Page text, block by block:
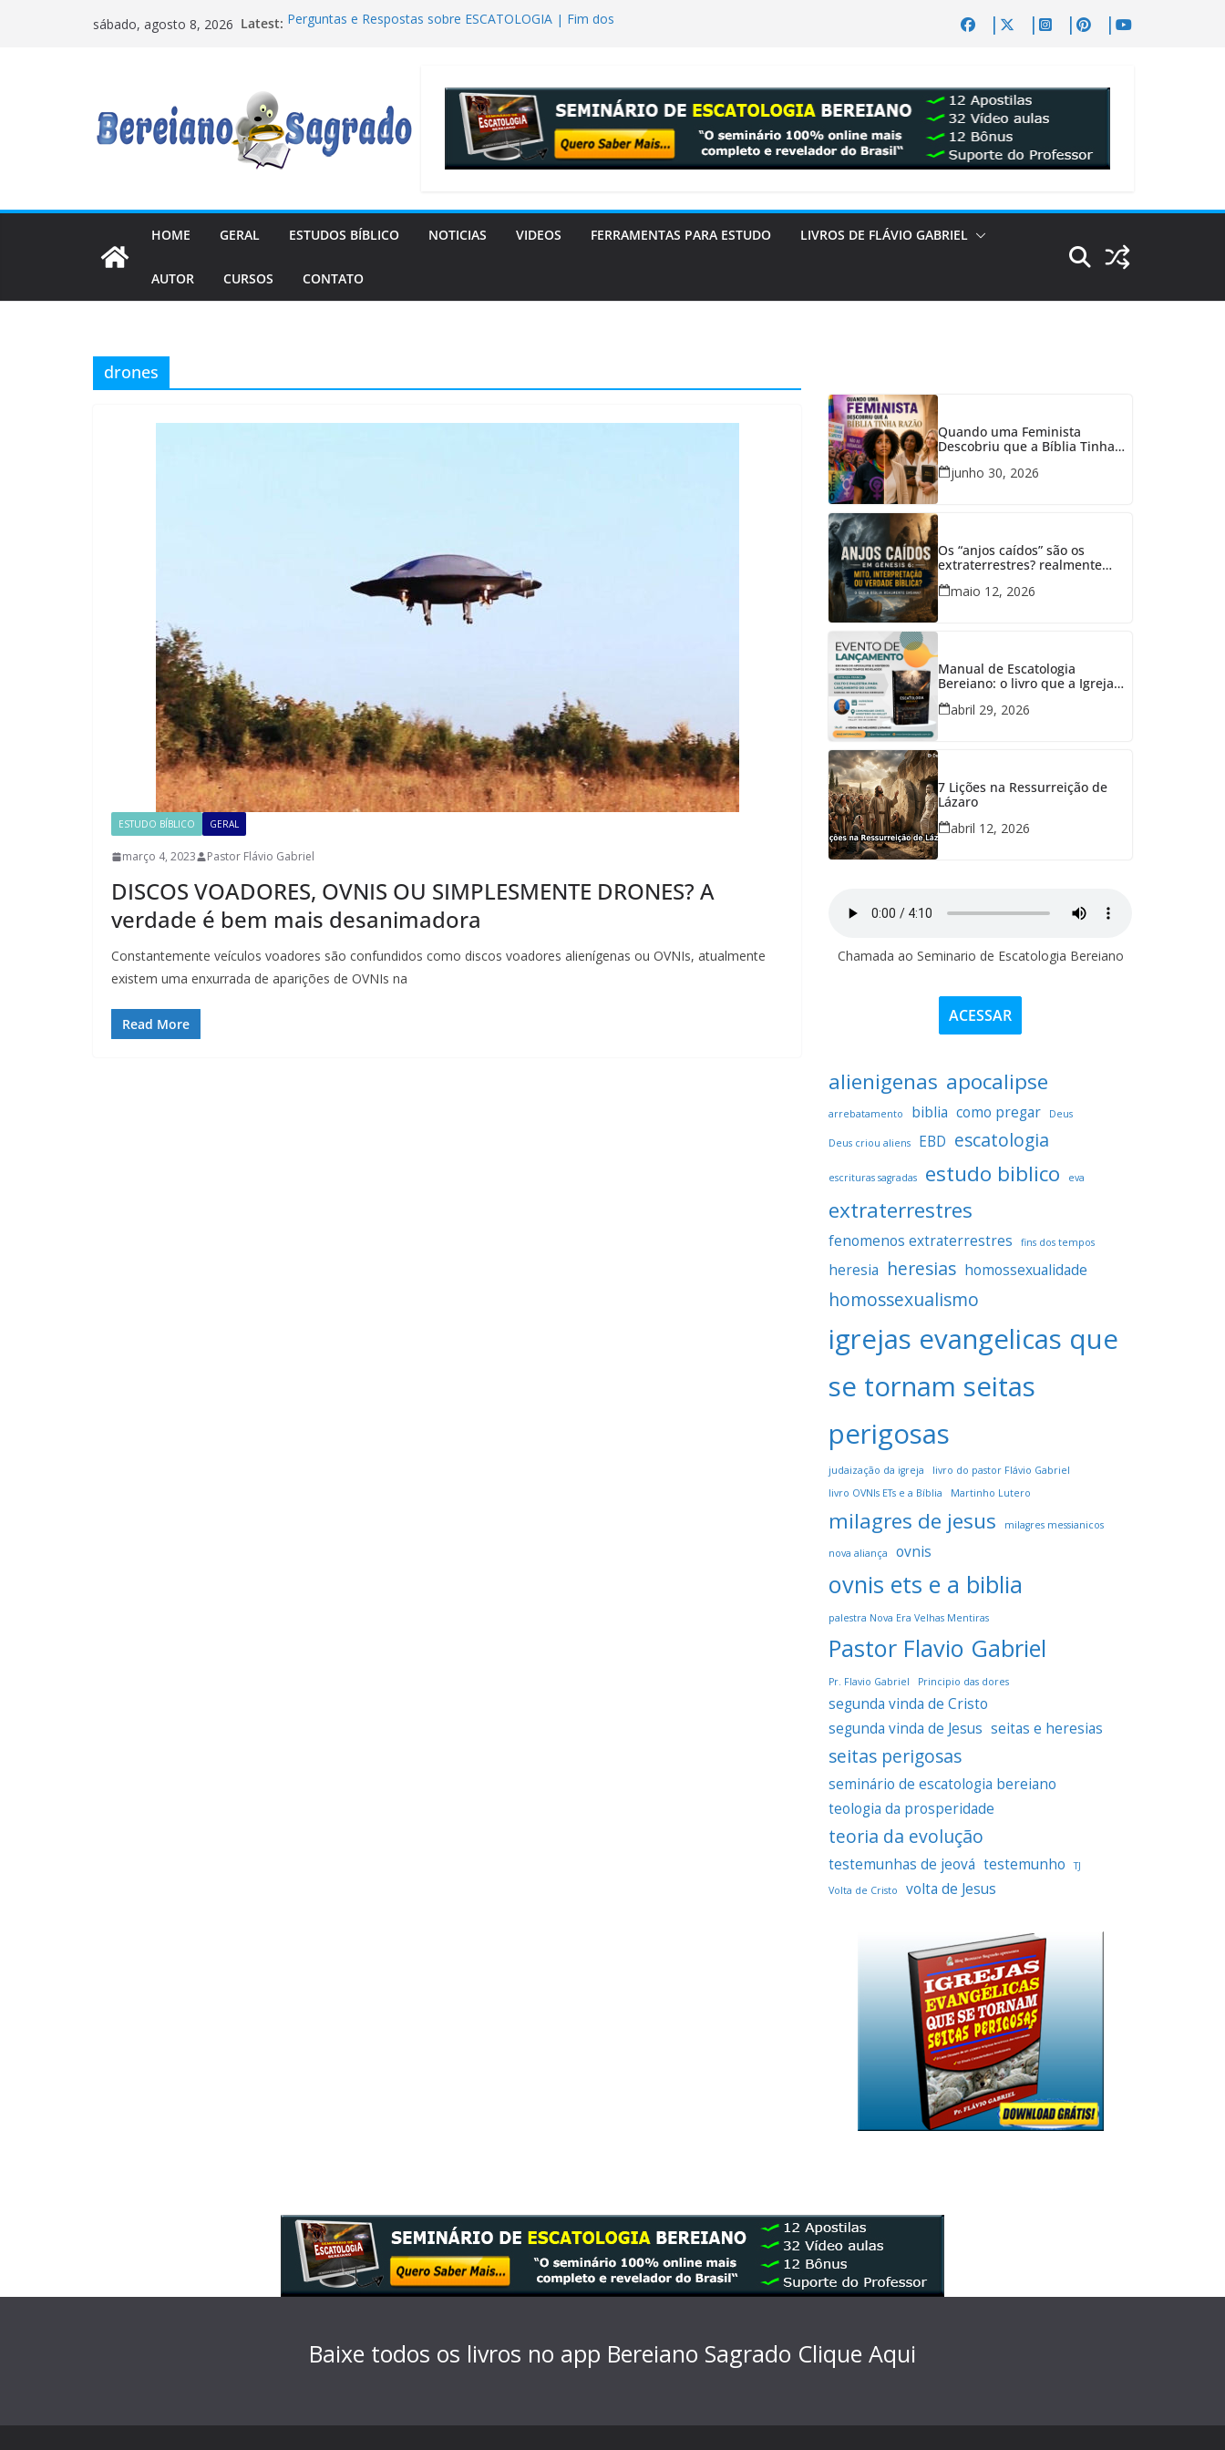
sábado, agosto 8, 2026 Latest: Perguntas e Respostas sobre ESCATOLOGIA | Fim dos
relações com mulheres em Gênesis 6?
Manual de Escatologia Bereiano: o livro que a Igreja
precisava
7 Lições na Ressurreição de Lázaro
HOME GERAL ESTUDOS BÍBLICO NOTICIAS VIDEOS FERRAMENTAS PARA ESTUDO LIVROS DE FLÁVIO GABRIEL
AUTOR CURSOS CONTATO
drones
ESTUDO BÍBLICO GERAL
março 4, 2023 Pastor Flávio Gabriel
DISCOS VOADORES, OVNIS OU SIMPLESMENTE DRONES? A
verdade é bem mais desanimadora
Constantemente veículos voadores são confundidos como discos voadores alienígenas ou OVNIs, atualmente
existem uma enxurrada de aparições de OVNIs na
Read More
Quando uma Feminista
Descobriu que a Bíblia Tinha
junho 30, 2026
Os “anjos caídos” são os
extraterrestres? realmente
em Gênesis 6?
maio 12, 2026
Manual de Escatologia
Bereiano: o livro que a Igreja
abril 29, 2026
7 Lições na Ressurreição de
Lázaro
abril 12, 2026
Chamada ao Seminario de Escatologia Bereiano
ACESSAR
alienigenas apocalipse
arrebatamento biblia como pregar Deus
Deus criou aliens EBD escatologia
escrituras sagradas estudo biblico eva
extraterrestres
fenomenos extraterrestres fins dos tempos
heresia heresias homossexualidade
homossexualismo
igrejas evangelicas que
se tornam seitas
perigosas
judaização da igreja
livro do pastor Flávio Gabriel
livro OVNIs ETs e a Bíblia
Martinho Lutero
milagres de jesus milagres messianicos
nova aliança ovnis
ovnis ets e a biblia
palestra Nova Era Velhas Mentiras
Pastor Flavio Gabriel
Pr. Flavio Gabriel Principio das dores
segunda vinda de Cristo
segunda vinda de Jesus seitas e heresias
seitas perigosas
seminário de escatologia bereiano
teologia da prosperidade
teoria da evolução
testemunhas de jeová testemunho
TJ
Volta de Cristo
volta de Jesus
Baixe todos os livros no app Bereiano Sagrado Clique Aqui